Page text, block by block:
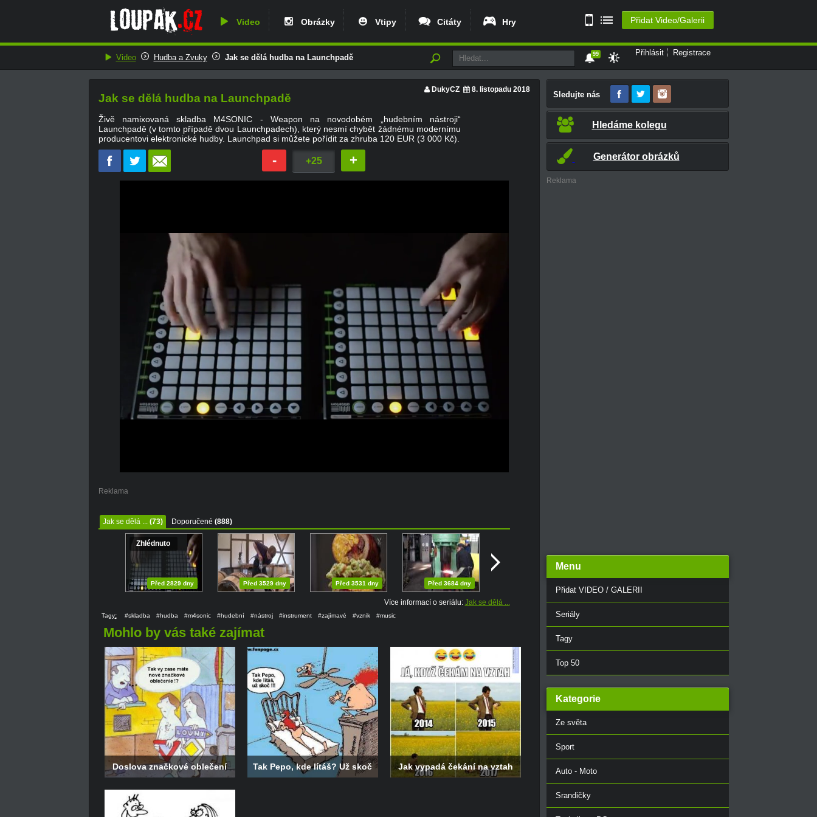
Video Obrázky Vtipy Citáty Hry Přidat Video/Galerii
Video Hudba a Zvuky Jak se dělá hudba na Launchpadě
Přihlásit Registrace
99
Jak se dělá hudba na Launchpadě
DukyCZ 8. listopadu 2018
Živě namixovaná skladba M4SONIC - Weapon na novodobém „hudebním nástroji“
Launchpadě (v tomto případě dvou Launchpadech), který nesmí chybět žádnému modernímu
producentovi elektronické hudby. Launchpad si můžete pořídit za zhruba 120 EUR (3 000 Kč).
- +25 +
Volume
Reklama
Jak se dělá ... (73) Doporučené (888)
Před 2829 dny
Zhlédnuto
Před 3529 dny Před 3531 dny Před 3684 dny
Více informací o seriálu: Jak se dělá ...
Tagy: #skladba #hudba #m4sonic #hudební #nástroj #instrument #zajímavé #vznik #music
Mohlo by vás také zajímat
Doslova značkové oblečení Tak Pepo, kde lítáš? Už skoč Jak vypadá čekání na vztah
Sledujte nás
Hledáme kolegu
Generátor obrázků
Reklama
Menu
Přidat VIDEO / GALERII
Seriály
Tagy
Top 50
Kategorie
Ze světa
Sport
Auto - Moto
Srandičky